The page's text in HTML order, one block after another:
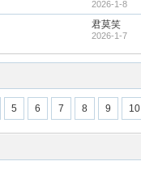
2026-1-8
君莫笑
2026-1-7
5 6 7 8 9 10